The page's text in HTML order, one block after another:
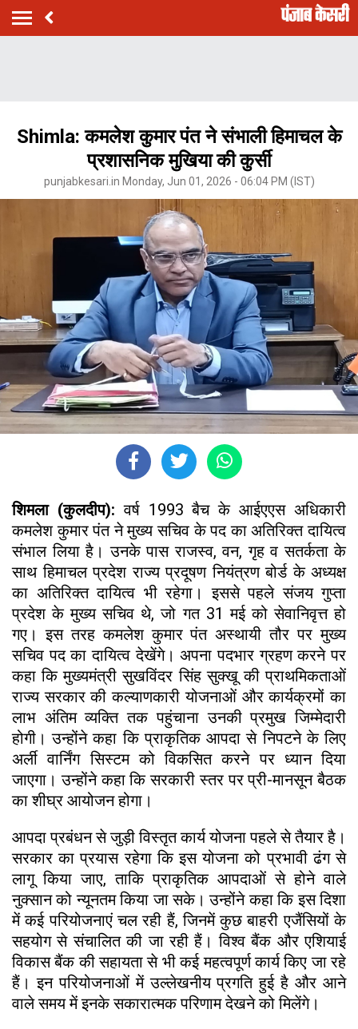
Shimla: कमलेश कुमार पंत ने संभाली हिमाचल के
प्रशासनिक मुखिया की कुर्सी
punjabkesari.in Monday, Jun 01, 2026 - 06:04 PM (IST)
शिमला (कुलदीप):वर्ष 1993 बैच के आईएएस अधिकारी
कमलेश कुमार पंत ने मुख्य सचिव के पद का अतिरिक्त दायित्व
संभाल लिया है। उनके पास राजस्व, वन, गृह व सतर्कता के
साथ हिमाचल प्रदेश राज्य प्रदूषण नियंत्रण बोर्ड के अध्यक्ष
का अतिरिक्त दायित्व भी रहेगा। इससे पहले संजय गुप्ता
प्रदेश के मुख्य सचिव थे, जो गत 31 मई को सेवानिवृत्त हो
गए। इस तरह कमलेश कुमार पंत अस्थायी तौर पर मुख्य
सचिव पद का दायित्व देखेंगे। अपना पदभार ग्रहण करने पर
कहा कि मुख्यमंत्री सुखविंदर सिंह सुक्खू की प्राथमिकताओं
राज्य सरकार की कल्याणकारी योजनाओं और कार्यक्रमों का
लाभ अंतिम व्यक्ति तक पहुंचाना उनकी प्रमुख जिम्मेदारी
होगी। उन्होंने कहा कि प्राकृतिक आपदा से निपटने के लिए
अर्ली वार्निंग सिस्टम को विकसित करने पर ध्यान दिया
जाएगा। उन्होंने कहा कि सरकारी स्तर पर प्री-मानसून बैठक
का शीघ्र आयोजन होगा।
आपदा प्रबंधन से जुड़ी विस्तृत कार्य योजना पहले से तैयार है।
सरकार का प्रयास रहेगा कि इस योजना को प्रभावी ढंग से
लागू किया जाए, ताकि प्राकृतिक आपदाओं से होने वाले
नुक्सान को न्यूनतम किया जा सके। उन्होंने कहा कि इस दिशा
में कई परियोजनाएं चल रही हैं, जिनमें कुछ बाहरी एजैंसियों के
सहयोग से संचालित की जा रही हैं। विश्व बैंक और एशियाई
विकास बैंक की सहायता से भी कई महत्वपूर्ण कार्य किए जा रहे
हैं। इन परियोजनाओं में उल्लेखनीय प्रगति हुई है और आने
वाले समय में इनके सकारात्मक परिणाम देखने को मिलेंगे।